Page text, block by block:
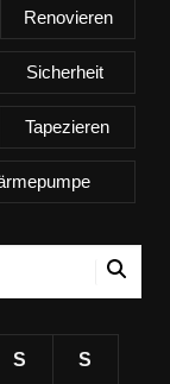
Renovieren
Sicherheit
Tapezieren
S S